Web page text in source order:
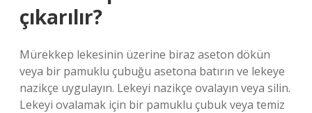
çıkarılır?
Mürekkep lekesinin üzerine biraz aseton dökün
veya bir pamuklu çubuğu asetona batırın ve lekeye
nazikçe uygulayın. Lekeyi nazikçe ovalayın veya silin.
Lekeyi ovalamak için bir pamuklu çubuk veya temiz